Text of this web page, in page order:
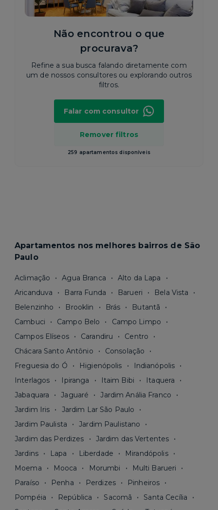
Não encontrou o que
procurava?
Refine a sua busca falando diretamente com
um de nossos consultores ou explorando outros
filtros.
Remover filtros
259 apartamentos disponíveis
Falar com consultor
Apartamentos nos melhores bairros de São
Paulo
Aclimação Agua Branca
Alto da Lapa
Aricanduva
Barra Funda Barueri
Bela Vista
Belenzinho
Brooklin Brás
Butantã
Cambuci
Campo Belo
Campo Limpo
Campos Elíseos
Carandiru
Centro
Chácara Santo Antônio
Consolação
Freguesia do Ó
Higienópolis
Indianópolis
Interlagos
Ipiranga Itaim Bibi
Itaquera
Jabaquara
Jaguaré
Jardim Anália Franco
Jardim Iris
Jardim Lar São Paulo
Jardim Paulista
Jardim Paulistano
Jardim das Perdizes
Jardim das Vertentes
Jardins
Lapa Liberdade
Mirandópolis
Moema
Mooca Morumbi
Multi Barueri
Paraíso
Penha Perdizes
Pinheiros
Pompéia
República Sacomã
Santa Cecília